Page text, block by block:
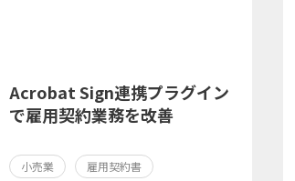
Acrobat Sign連携プラグイン
で雇用契約業務を改善
小売業 雇用契約書